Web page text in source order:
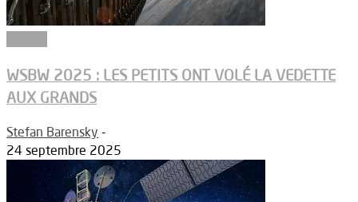
WSBW 2025 : LES PETITS ONT VOLÉ LA VEDETTE
AUX GRANDS
Stefan Barensky -
24 septembre 2025